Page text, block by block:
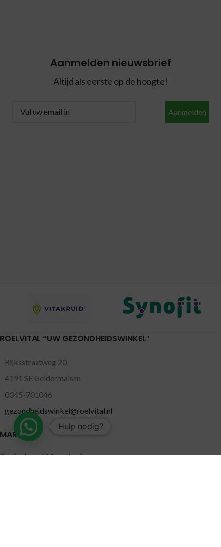
Aanmelden nieuwsbrief
Altijd als eerste op de hoogte!
Aanmelden
ROELVITAL “UW GEZONDHEIDSWINKEL”
Rijksstraatweg 20
4191 SE Geldermalsen
0345-701046
gezondheidswinkel@roelvital.nl
MARKTEN
Gorinchem( Maandag )
Hulp nodig?